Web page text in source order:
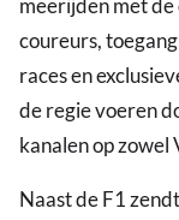
meerijden met
coureurs,
races en
de regie voeren
kanalen op zowel
Naast de F1